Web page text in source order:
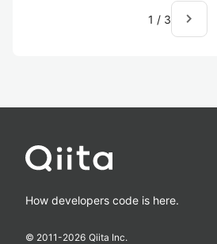
1 / 3 navigate_next
How developers code is here.
© 2011-2026 Qiita Inc.